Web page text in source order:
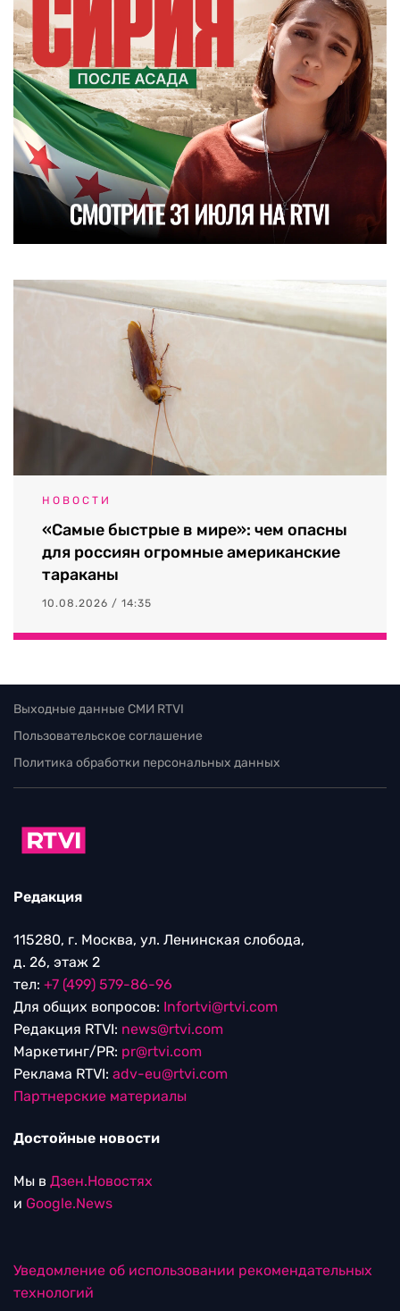
НОВОСТИ
«Самые быстрые в мире»: чем опасны
для россиян огромные американские
тараканы
10.08.2026 / 14:35
Выходные данные СМИ RTVI
Пользовательское соглашение
Политика обработки персональных данных
Редакция
115280, г. Москва, ул. Ленинская слобода,
д. 26, этаж 2
тел: +7 (499) 579-86-96
Для общих вопросов: Infortvi@rtvi.com
Редакция RTVI: news@rtvi.com
Маркетинг/PR: pr@rtvi.com
Реклама RTVI: adv-eu@rtvi.com
Партнерские материалы
Достойные новости
Мы в Дзен.Новостях
и Google.News
Уведомление об использовании рекомендательных
технологий